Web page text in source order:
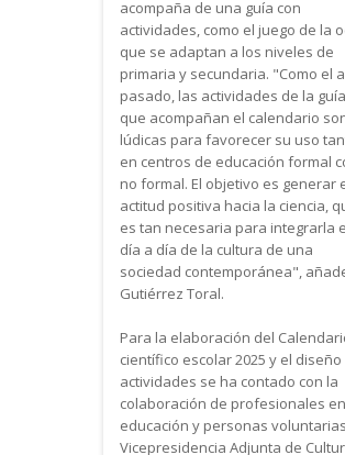
acompaña de una guía con
actividades, como el juego de la
que se adaptan a los niveles de
primaria y secundaria. "Como el
pasado, las actividades de la guía
que acompañan el calendario
lúdicas para favorecer su uso
en centros de educación formal
no formal. El objetivo es generar
actitud positiva hacia la ciencia,
es tan necesaria para integrarla
día a día de la cultura de una
sociedad contemporánea",
Gutiérrez Toral.
Para la elaboración del
científico escolar 2025 y el diseño
actividades se ha contado con la
colaboración de profesionales en
educación y personas
Vicepresidencia Adjunta de